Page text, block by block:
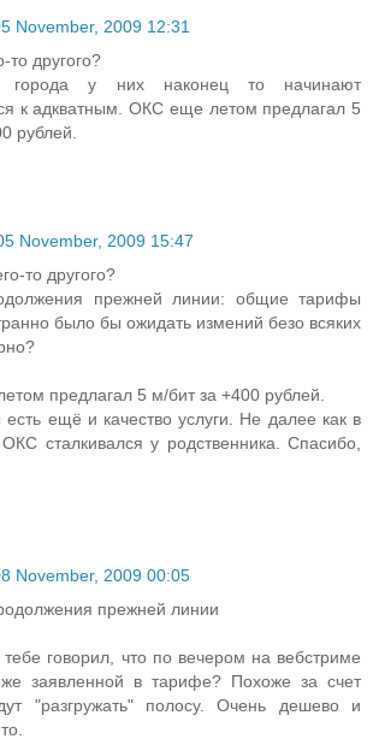
November, 2009 12:31
то другого?
у них наконец то начинают
к адкватным. ОКС еще летом предлагал 5
рублей.
November, 2009 15:47
то другого?
прежней линии: общие тарифы
было бы ожидать измений безо всяких
предлагал 5 м/бит за +400 рублей.
ещё и качество услуги. Не далее как в
сталкивался у родственника. Спасибо,
November, 2009 00:05
прежней линии
говорил, что по вечером на вебстриме
заявленной в тарифе? Похоже за счет
"разгружать" полосу. Очень дешево и